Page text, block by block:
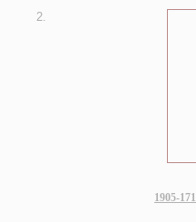
2.